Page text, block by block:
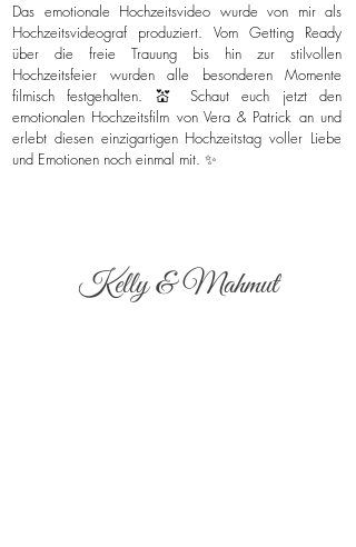
Das emotionale Hochzeitsvideo wurde von mir als
Hochzeitsvideograf produziert. Vom Getting Ready
über die freie Trauung bis hin zur stilvollen
Hochzeitsfeier wurden alle besonderen Momente
filmisch festgehalten. 💒 Schaut euch jetzt den
emotionalen Hochzeitsfilm von Vera & Patrick an und
erlebt diesen einzigartigen Hochzeitstag voller Liebe
und Emotionen noch einmal mit. ✨
Kelly & Mahmut